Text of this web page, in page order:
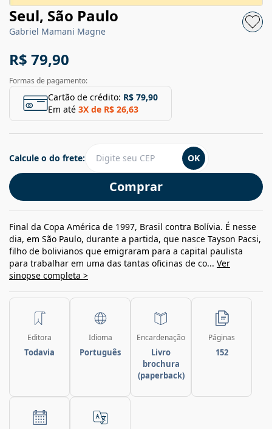
Seul, São Paulo
Gabriel Mamani Magne
R$ 79,90
Formas de pagamento:
Cartão de crédito: R$ 79,90
Em até 3X de R$ 26,63
Comprar
Calcule o do frete: OK
Final da Copa América de 1997, Brasil contra Bolívia. É nesse
dia, em São Paulo, durante a partida, que nasce Tayson Pacsi,
filho de bolivianos que emigraram para a capital paulista
para trabalhar em uma das tantas oficinas de co... Ver
sinopse completa >
Editora
Todavia
Idioma
Português
Encardenação
Livro
brochura
(paperback)
Páginas
152